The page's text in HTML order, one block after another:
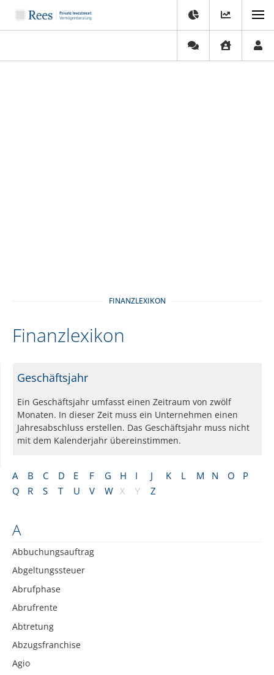
FINANZLEXIKON
Finanzlexikon
A B C D E F G H I J K L M N O
P
Q
R S T U V W X Y Z
A
Abbuchungsauftrag
Abgeltungssteuer
Abrufphase
Abrufrente
Abtretung
Abzugsfranchise
Agio
Geschäftsjahr
Ein Geschäftsjahr umfasst einen Zeitraum von zwölf
Monaten. In dieser Zeit muss ein Unternehmen einen
Jahresabschluss erstellen. Das Geschäftsjahr muss nicht
mit dem Kalenderjahr übereinstimmen.